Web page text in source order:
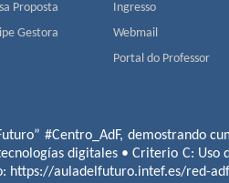
Proposta
Gestora
Ingresso
Webmail
Portal do Professor
#Centro_AdF, demostrando
digitales • Criterio C:
https://auladelfuturo.intef.es/red-